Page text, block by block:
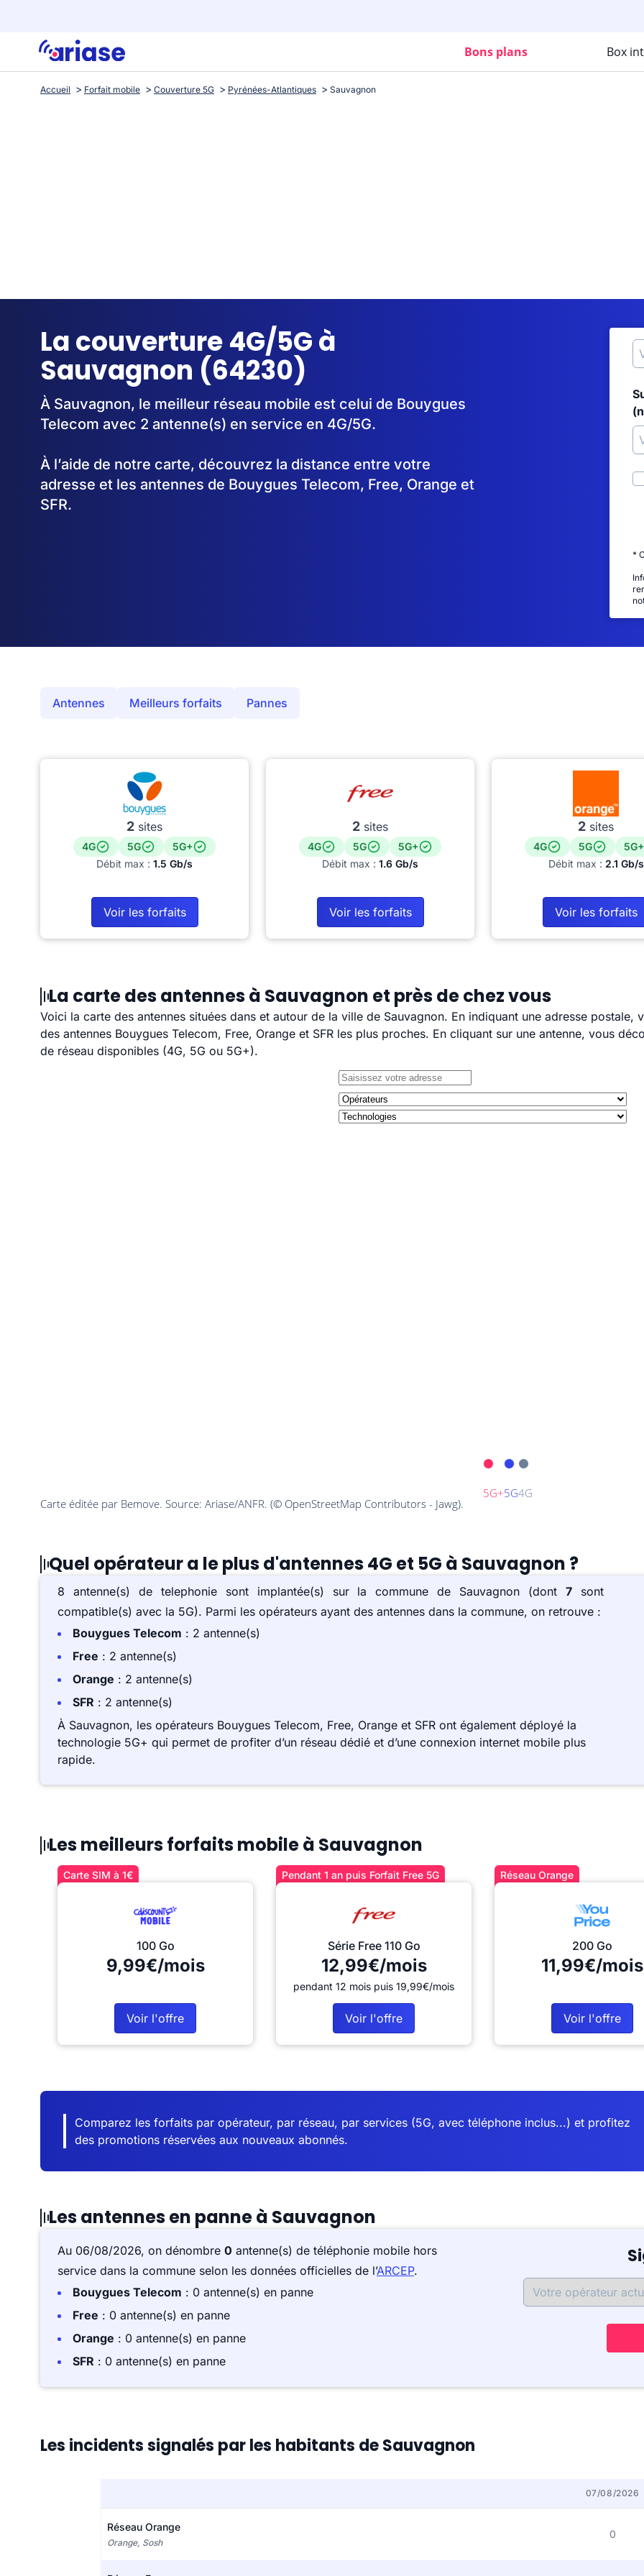
Bons plans Box
Accueil Forfait mobile Couverture 5G Pyrénées-Atlantiques Sauvagnon
La couverture 4G/5G à
Sauvagnon (64230)
À Sauvagnon, le meilleur réseau mobile est celui de Bouygues
Telecom avec 2 antenne(s) en service en 4G/5G.
À l’aide de notre carte, découvrez la distance entre votre
adresse et les antennes de Bouygues Telecom, Free, Orange et
SFR.
*
Antennes Meilleurs forfaits Pannes
2 sites
4G 5G
5G+
Débit max : 1.5 Gb/s
Voir les forfaits
2 sites
4G 5G
5G+
Débit max : 1.6 Gb/s
Voir les forfaits
2 sites
4G 5G
5G+
Débit max : 2.1 Gb/s
Voir les forfaits
La carte des antennes à Sauvagnon et près de chez vous
Voici la carte des antennes situées dans et autour de la ville de Sauvagnon. En indiquant une adresse
des antennes Bouygues Telecom, Free, Orange et SFR les plus proches. En cliquant sur une antenne, vous
de réseau disponibles (4G, 5G ou 5G+).
Quel opérateur a le plus d'antennes 4G et 5G à Sauvagnon ?
8 antenne(s) de telephonie sont implantée(s) sur la commune de Sauvagnon (dont7 sont
compatible(s) avec la 5G). Parmi les opérateurs ayant des antennes dans la commune, on retrouve :
Bouygues Telecom : 2 antenne(s)
Free : 2 antenne(s)
Orange : 2 antenne(s)
SFR : 2 antenne(s)
À Sauvagnon, les opérateurs Bouygues Telecom, Free, Orange et SFR ont également déployé la
technologie 5G+ qui permet de profiter d’un réseau dédié et d’une connexion internet mobile plus
rapide.
Les meilleurs forfaits mobile à Sauvagnon
Carte SIM à 1€
100 Go
9,99€/mois
Voir l'offre
Pendant 1 an puis Forfait Free 5G
Série Free 110 Go
12,99€/mois
pendant 12 mois puis 19,99€/mois
Voir l'offre
Réseau Orange
200 Go
11,99€/mois
Voir l'offre
Comparez les forfaits par opérateur, par réseau, par services (5G, avec téléphone inclus...) et profitez
des promotions réservées aux nouveaux abonnés.
Les antennes en panne à Sauvagnon
Au 06/08/2026, on dénombre 0 antenne(s) de téléphonie mobile hors
service dans la commune selon les données officielles de l’ARCEP.
Bouygues Telecom : 0 antenne(s) en panne
Free : 0 antenne(s) en panne
Orange : 0 antenne(s) en panne
SFR : 0 antenne(s) en panne
Les incidents signalés par les habitants de Sauvagnon
07/08/2026
Réseau Orange
Orange, Sosh
0